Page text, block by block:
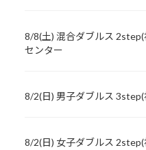
8/8(土) 混合ダブルス
センター
8/2(日) 男子ダブルス
8/2(日) 女子ダブルス